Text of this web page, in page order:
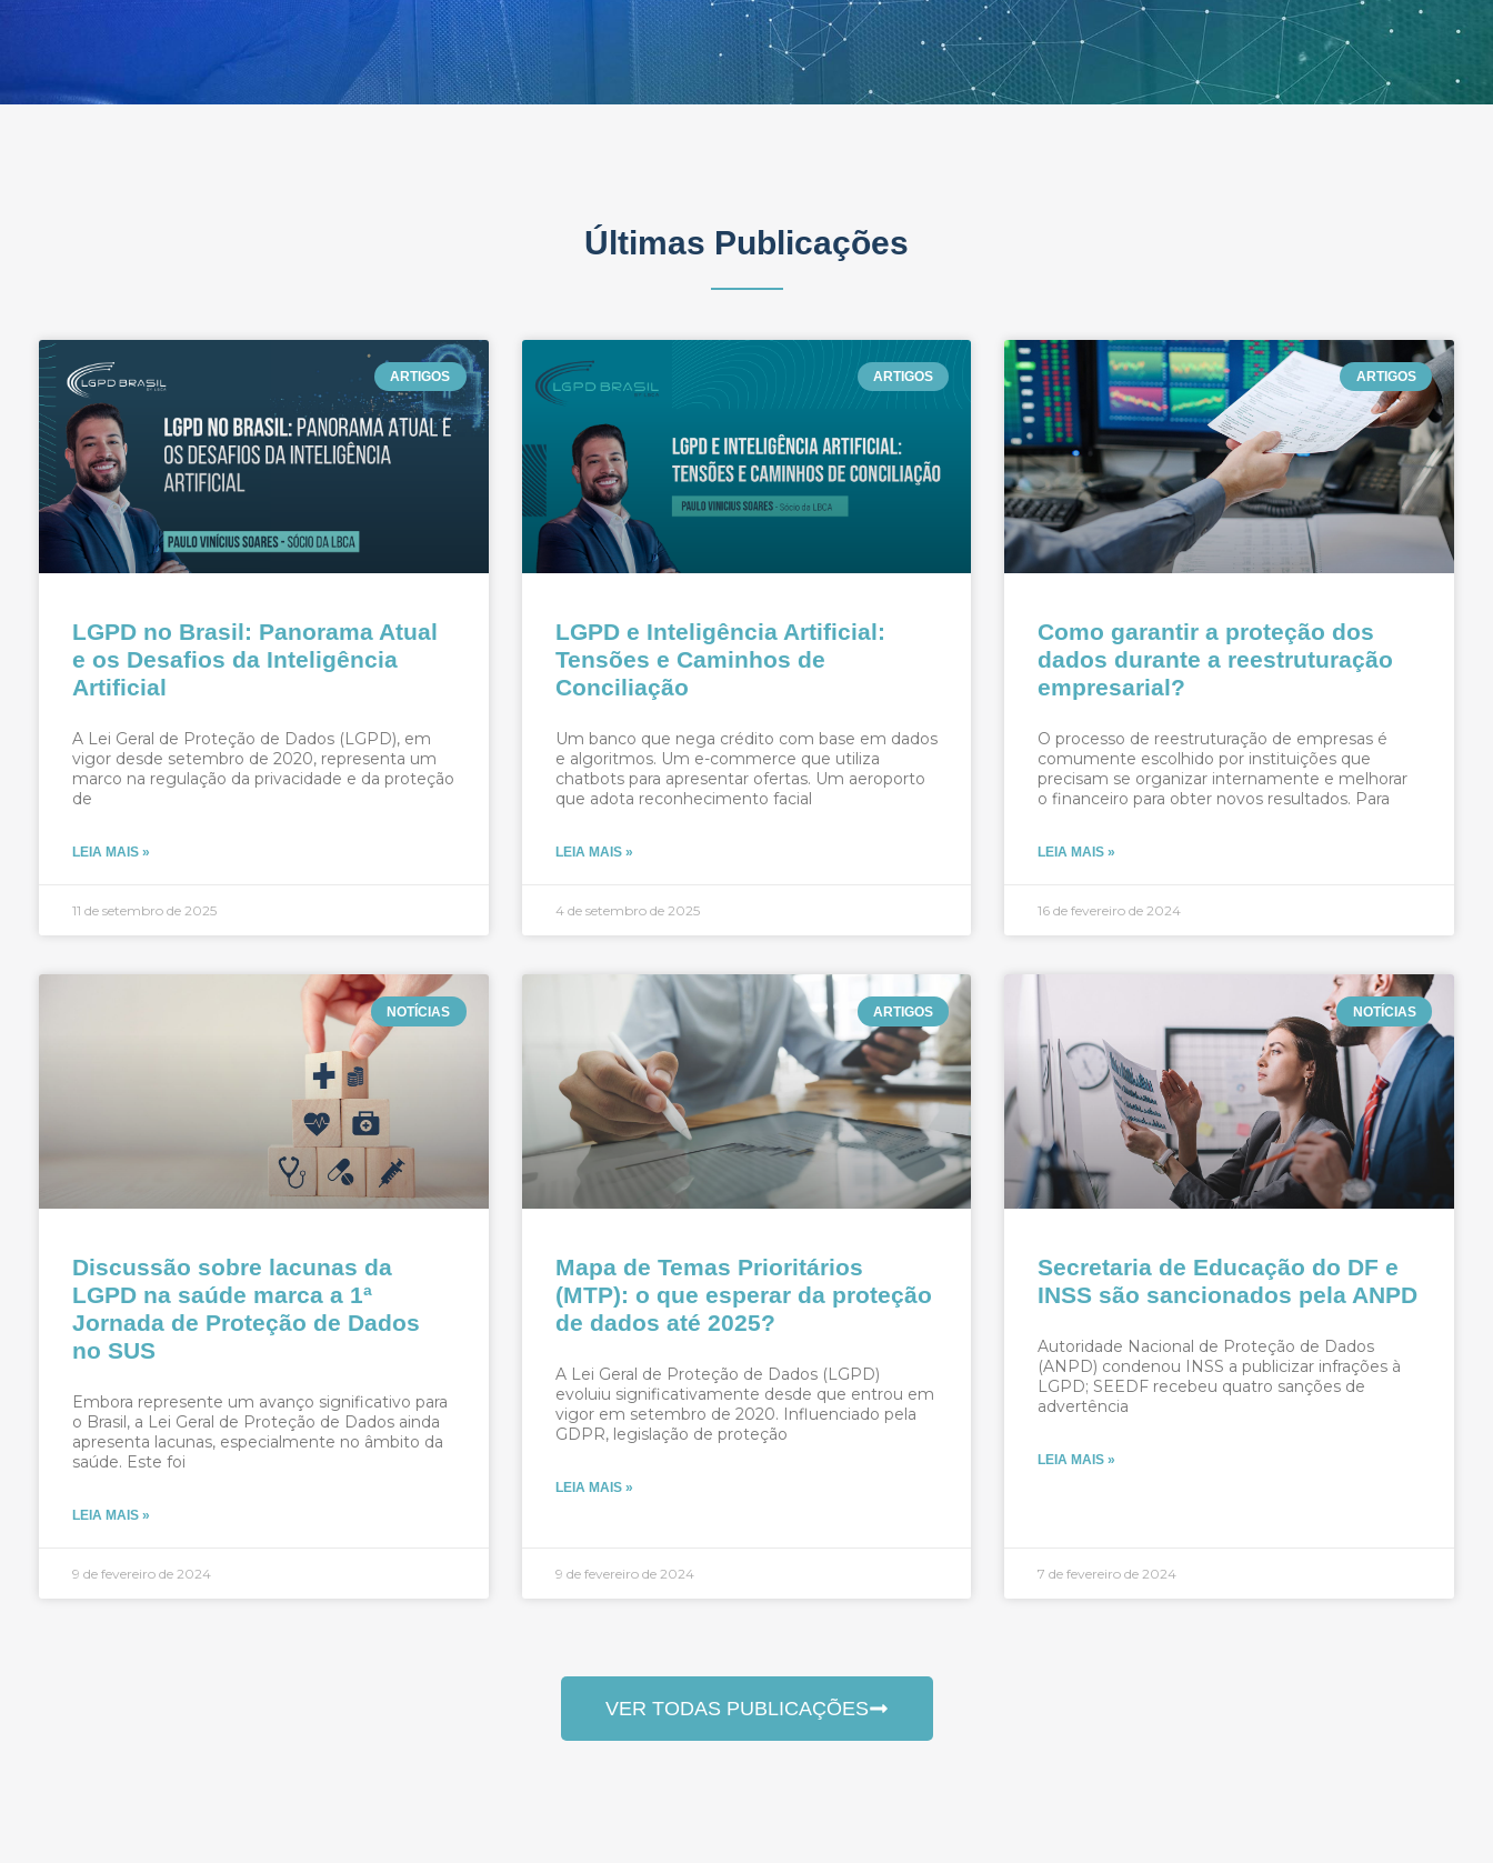
Últimas Publicações
ARTIGOS
LGPD no Brasil: Panorama Atual
e os Desafios da Inteligência
Artificial
A Lei Geral de Proteção de Dados (LGPD), em
vigor desde setembro de 2020, representa um
marco na regulação da privacidade e da proteção
de
LEIA MAIS »
11 de setembro de 2025
ARTIGOS
LGPD e Inteligência Artificial:
Tensões e Caminhos de
Conciliação
Um banco que nega crédito com base em dados
e algoritmos. Um e-commerce que utiliza
chatbots para apresentar ofertas. Um aeroporto
que adota reconhecimento facial
LEIA MAIS »
4 de setembro de 2025
ARTIGOS
Como garantir a proteção dos
dados durante a reestruturação
empresarial?
O processo de reestruturação de empresas é
comumente escolhido por instituições que
precisam se organizar internamente e melhorar
o financeiro para obter novos resultados. Para
LEIA MAIS »
16 de fevereiro de 2024
NOTÍCIAS
Discussão sobre lacunas da
LGPD na saúde marca a 1ª
Jornada de Proteção de Dados
no SUS
Embora represente um avanço significativo para
o Brasil, a Lei Geral de Proteção de Dados ainda
apresenta lacunas, especialmente no âmbito da
saúde. Este foi
LEIA MAIS »
9 de fevereiro de 2024
ARTIGOS
Mapa de Temas Prioritários
(MTP): o que esperar da proteção
de dados até 2025?
A Lei Geral de Proteção de Dados (LGPD)
evoluiu significativamente desde que entrou em
vigor em setembro de 2020. Influenciado pela
GDPR, legislação de proteção
LEIA MAIS »
9 de fevereiro de 2024
NOTÍCIAS
Secretaria de Educação do DF e
INSS são sancionados pela ANPD
Autoridade Nacional de Proteção de Dados
(ANPD) condenou INSS a publicizar infrações à
LGPD; SEEDF recebeu quatro sanções de
advertência
LEIA MAIS »
7 de fevereiro de 2024
VER TODAS PUBLICAÇÕES